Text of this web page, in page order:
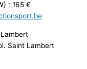
: 165 €
Saint Lambert